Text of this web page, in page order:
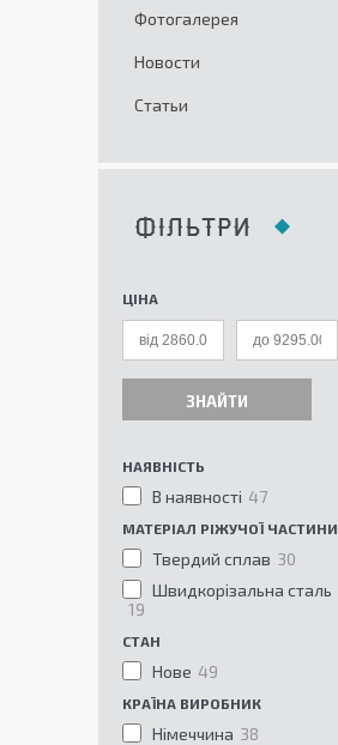
Фотогалерея
Новости
Статьи
ФІЛЬТРИ
ЦІНА
ЗНАЙТИ
НАЯВНІСТЬ
В наявності 47
МАТЕРІАЛ РІЖУЧОЇ ЧАСТИНИ
Твердий сплав 30
Швидкорізальна сталь
19
СТАН
Нове 49
КРАЇНА ВИРОБНИК
Німеччина 38